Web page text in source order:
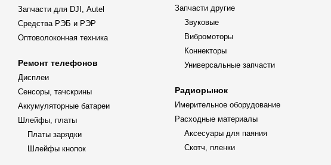
Запчасти для DJI, Autel
Средства РЭБ и РЭР
Оптоволоконная техника
Ремонт телефонов
Дисплеи
Сенсоры, тачскрины
Аккумуляторные батареи
Шлейфы, платы
Платы зарядки
Шлейфы кнопок
Запчасти другие
Звуковые
Вибромоторы
Коннекторы
Универсальные запчасти
Радиорынок
Имерительное оборудование
Расходные материалы
Аксесуары для паяния
Скотч, пленки